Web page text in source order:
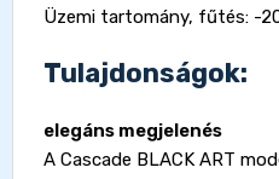
Üzemi tartomány, fűtés: -
Tulajdonságok:
elegáns megjelenés
A Cascade BLACK ART